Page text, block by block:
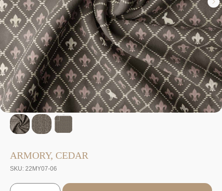
ARMORY, CEDAR
SKU: 22MY07-06